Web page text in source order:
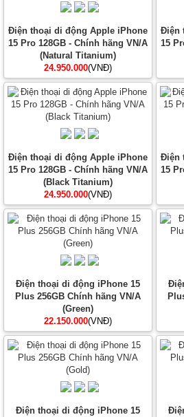
Điện thoại di động Apple iPhone
15 Pro 128GB - Chính hãng VN/A
(Natural Titanium)
24.950.000(VNĐ)
Điện
15
Điện thoại di động Apple iPhone
15 Pro 128GB - Chính hãng VN/A
(Black Titanium)
24.950.000(VNĐ)
Điện
15
Điện thoại di động iPhone 15
Plus 256GB Chính hãng VN/A
(Green)
22.150.000(VNĐ)
Điện thoại di động iPhone 15